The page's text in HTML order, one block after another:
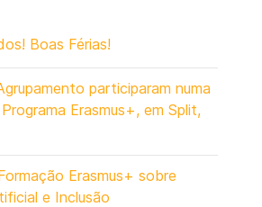
Boas Férias!
participaram numa
Erasmus+, em Split,
Erasmus+ sobre
e Inclusão